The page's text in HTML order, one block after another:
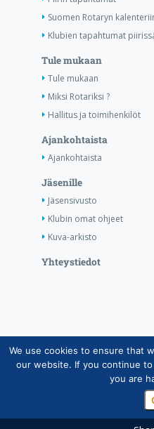
Suomen Rotaryn
Klubien tapahtumat
Tule mukaan
Tule mukaan
Miksi Rotariksi ?
Hallitus ja toimihenkilöt
Ajankohtaista
Ajankohtaista
Jäsenille
Jäsensivusto
Klubin omat ohjeet
Kuva-arkisto
Yhteystiedot
Copyright ©
Jäsentietojärjestelmän
käsittely
We use cookies to ensure that
our website. If you continue
you are